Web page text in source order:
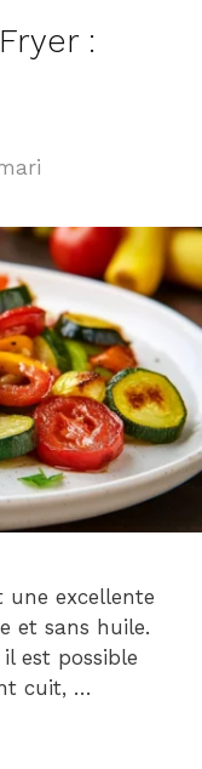
:
une excellente
et sans huile.
est possible
cuit, …